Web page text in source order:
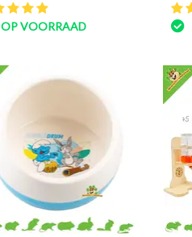
OP VOORRAAD